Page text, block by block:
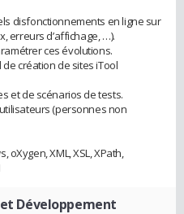
disfonctionnements en ligne sur
erreurs d’affichage, …).
ces évolutions.
de création de sites iTool
et de scénarios de tests.
(personnes non
XML, XSL, XPath,
Développement